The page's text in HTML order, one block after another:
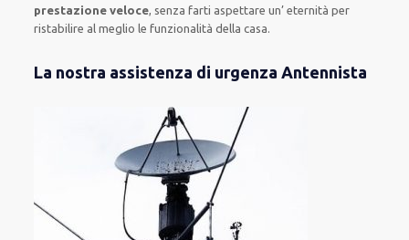
prestazione veloce, senza farti aspettare un’ eternità per
ristabilire al meglio le funzionalità della casa.
La nostra assistenza di urgenza Antennista